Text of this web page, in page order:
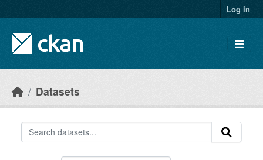
Log in
Datasets